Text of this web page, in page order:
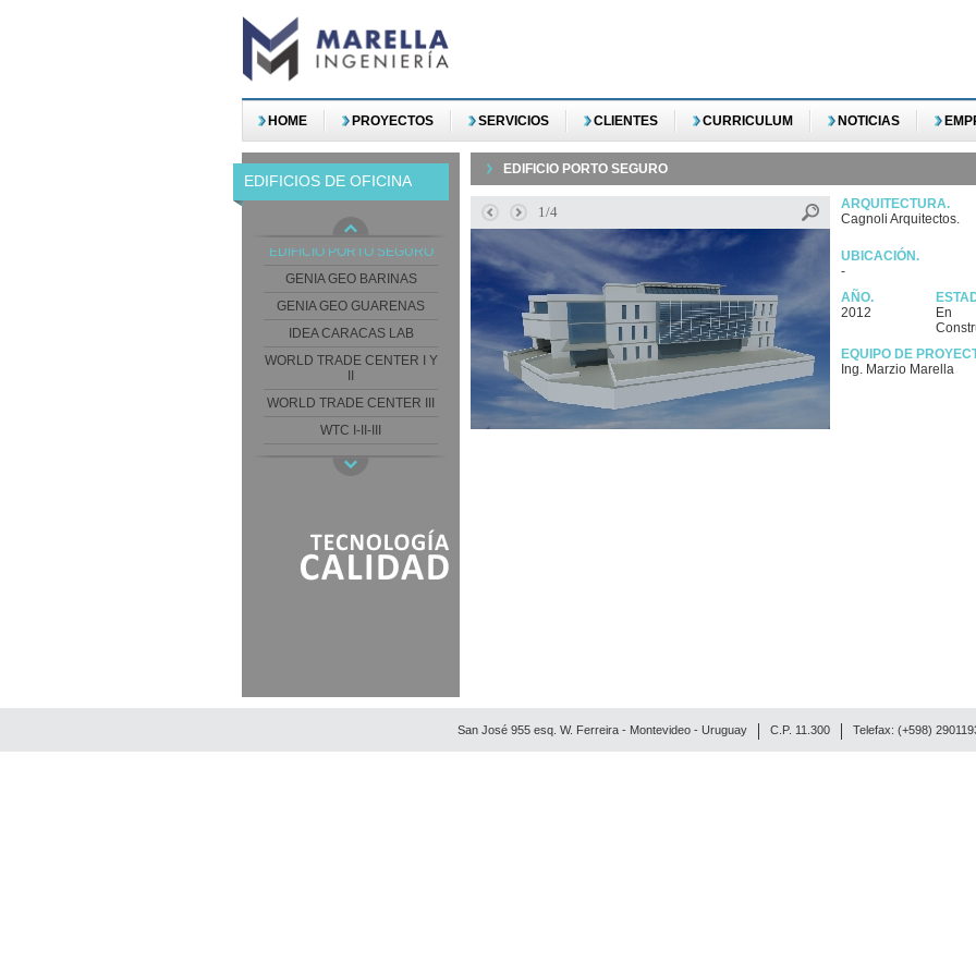
HOME PROYECTOS SERVICIOS CLIENTES CURRICULUM NOTICIAS
EDIFICIOS DE OFICINA
ART CARRASCO BUSINESS
ED. LAS AMERICAS
OFFICES
EDIFCIO CELEBRA
EDIFICIO PORTO SEGURO
GENIA GEO BARINAS
GENIA GEO GUARENAS
IDEA CARACAS LAB
WORLD TRADE CENTER I Y
WORLD TRADE CENTER III
WTC I-II-III
EDIFICIO PORTO SEGURO
1/4
ARQUITECTURA.
Cagnoli Arquitectos.
UBICACIÓN.
-
AÑO.
2012
En
EQUIPO DE
Ing. Marzio Marella
Telefax: (+598)
C.P. 11.300
San José 955 esq. W. Ferreira - Montevideo - Uruguay